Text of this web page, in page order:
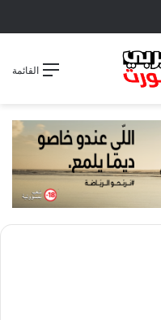
القائمة